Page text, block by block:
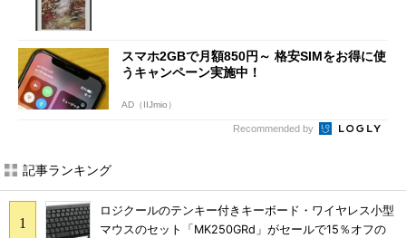
スマホ2GBで月額850円～ 格安SIMをお得に使
うキャンペーン実施中！
AD（IIJmio）
Recommended by
記事ランキング
ロジクールのテンキー付きキーボード・ワイヤレス小型
マウスのセット「MK250GRd」がセールで15％オフの